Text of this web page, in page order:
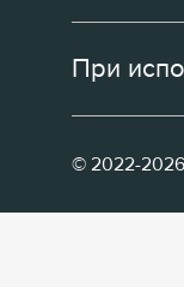
При
© 2022-2026